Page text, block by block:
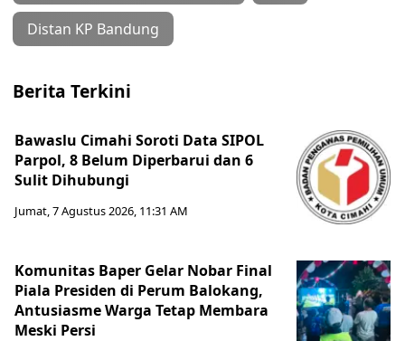
Distan KP Bandung
Berita Terkini
Bawaslu Cimahi Soroti Data SIPOL
Parpol, 8 Belum Diperbarui dan 6
Sulit Dihubungi
Jumat, 7 Agustus 2026, 11:31 AM
Komunitas Baper Gelar Nobar Final
Piala Presiden di Perum Balokang,
Antusiasme Warga Tetap Membara
Meski Persi